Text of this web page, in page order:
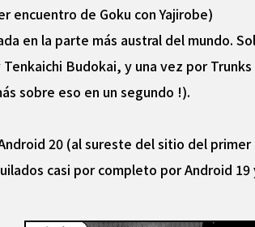
encuentro de Goku con Yajirobe)
en la parte más austral del mundo.
Budokai, y una vez por
sobre eso en un segundo !).
20 (al sureste del sitio del
casi por completo por Android